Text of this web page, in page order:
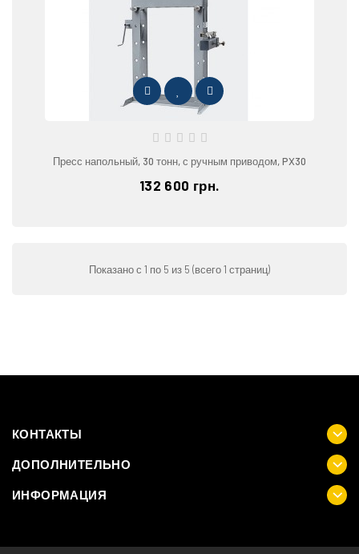
Пресс напольный, 30 тонн, с ручным приводом, PX30
132 600 грн.
Показано с 1 по 5 из 5 (всего 1 страниц)
КОНТАКТЫ
ДОПОЛНИТЕЛЬНО
ИНФОРМАЦИЯ